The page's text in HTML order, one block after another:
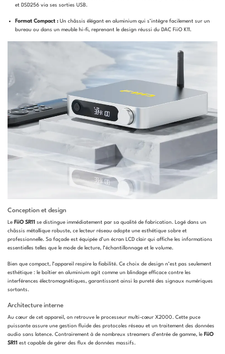
et DSD256 via ses sorties USB.
Format Compact :Un châssis élégant en aluminium qui s’intègre facilement sur un
bureau ou dans un meuble hi-fi, reprenant le design réussi du DAC FiiO K11.
Conception et design
Le FiiO SR11 se distingue immédiatement par sa qualité de fabrication. Logé dans un
châssis métallique robuste, ce lecteur réseau adopte une esthétique sobre et
professionnelle. Sa façade est équipée d’un écran LCD clair qui affiche les informations
essentielles telles que le mode de lecture, l’échantillonnage et le volume.
Bien que compact, l’appareil respire la fiabilité. Ce choix de design n’est pas seulement
esthétique : le boîtier en aluminium agit comme un blindage efficace contre les
interférences électromagnétiques, garantissant ainsi la pureté des signaux numériques
sortants.
Architecture interne
Au cœur de cet appareil, on retrouve le processeur multi-cœur X2000. Cette puce
puissante assure une gestion fluide des protocoles réseau et un traitement des données
audio sans latence. Contrairement à de nombreux streamers d’entrée de gamme, le FiiO
SR11 est capable de gérer des flux de données massifs.